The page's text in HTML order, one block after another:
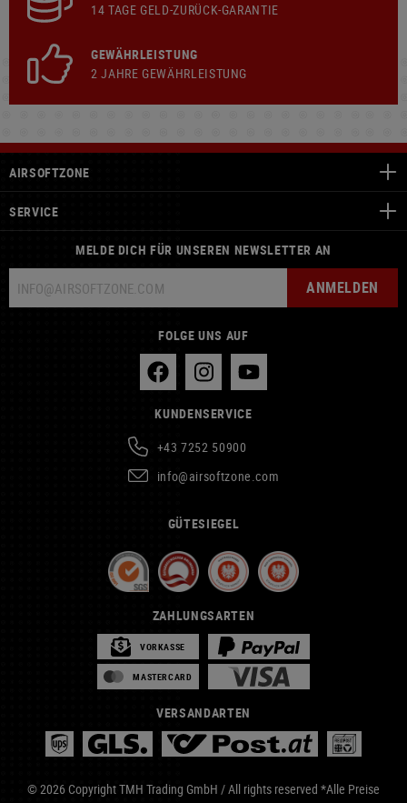
14 TAGE GELD-ZURÜCK-GARANTIE
GEWÄHRLEISTUNG
2 JAHRE GEWÄHRLEISTUNG
AIRSOFTZONE
SERVICE
MELDE DICH FÜR UNSEREN NEWSLETTER AN
ANMELDEN
FOLGE UNS AUF
KUNDENSERVICE
+43 7252 50900
info@airsoftzone.com
GÜTESIEGEL
ZAHLUNGSARTEN
VORKASSE
MASTERCARD
VERSANDARTEN
© 2026 Copyright TMH Trading GmbH / All rights reserved *Alle Preise